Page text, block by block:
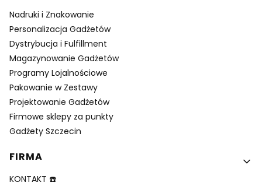
Nadruki i Znakowanie
Personalizacja Gadżetów
Dystrybucja i Fulfillment
Magazynowanie Gadżetów
Programy Lojalnościowe
Pakowanie w Zestawy
Projektowanie Gadżetów
Firmowe sklepy za punkty
Gadżety Szczecin
FIRMA
KONTAKT ☎️